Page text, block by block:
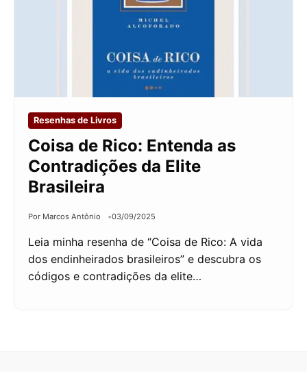
Resenhas de Livros
Coisa de Rico: Entenda as
Contradições da Elite
Brasileira
Por Marcos Antônio 03/09/2025
Leia minha resenha de “Coisa de Rico: A vida
dos endinheirados brasileiros” e descubra os
códigos e contradições da elite…